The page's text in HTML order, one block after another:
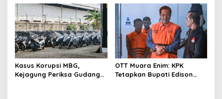
Rangkaian
Perkembangannya
Diperbaiki
Kasus Korupsi MBG,
Kejagung Periksa Gudang
OTT Muara Enim: KPK
Tetapkan Bupati Edison